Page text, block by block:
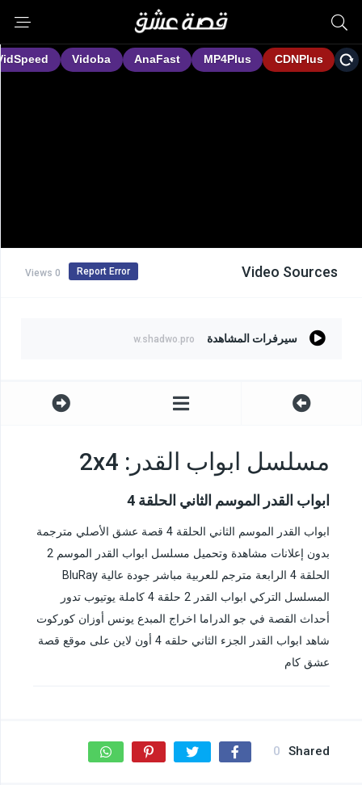
Video Sources
0 Views Report Error
سيرفرات المشاهدة w.shadwo.pro
مسلسل ابواب القدر: 2x4
ابواب القدر الموسم الثاني الحلقة 4
ابواب القدر الموسم الثاني الحلقة 4 قصة عشق الأصلي مترجمة
بدون إعلانات مشاهدة وتحميل مسلسل ابواب القدر الموسم 2
الحلقة 4 الرابعة مترجم للعربية مباشر جودة عالية BluRay
المسلسل التركي ابواب القدر 2 حلقة 4 كاملة يوتيوب تدور
أحداث القصة في جو الدراما اخراج المبدع يونس أوزان كوركوت
شاهد ابواب القدر الجزء الثاني حلقه 4 أون لاين على موقع قصة
عشق كام
Shared
0